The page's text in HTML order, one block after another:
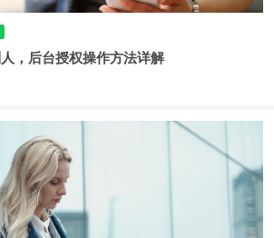
，后台授权操作方法详解